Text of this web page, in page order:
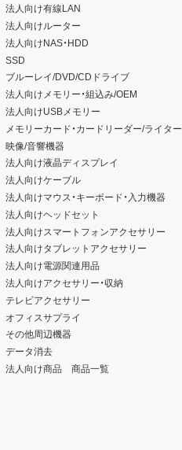
法人向け有線LAN
法人向けルーター
法人向けNAS・HDD
SSD
ブルーレイ/DVD/CDドライブ
法人向けメモリー・組込み/OEM
法人向けUSBメモリー
メモリーカード・カードリーダー/ライター
映像/音響機器
法人向け液晶ディスプレイ
法人向けケーブル
法人向けマウス・キーボード・入力機器
法人向けヘッドセット
法人向けスマートフォンアクセサリー
法人向けタブレットアクセサリー
法人向け電源関連用品
法人向けアクセサリー・収納
テレビアクセサリー
オフィスサプライ
その他周辺機器
データ消去
法人向け商品 商品一覧